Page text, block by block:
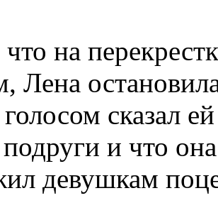
на
Лена
сказал
и что
девушкам